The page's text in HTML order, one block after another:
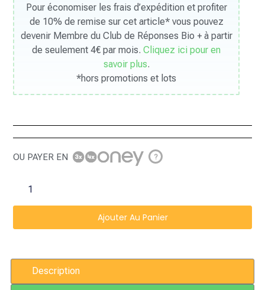
Pour économiser les frais d’expédition et profiter
de 10% de remise sur cet article* vous pouvez
devenir Membre du Club de Réponses Bio + à partir
de seulement 4€ par mois.Cliquez ici pour en
savoir plus.
*hors promotions et lots
OU PAYER EN ?
Ajouter Au Panier
Description